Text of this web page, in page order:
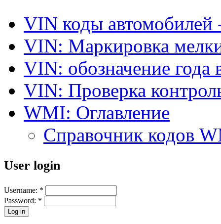
VIN коды автомобилей
VIN: Маркировка
VIN: обозначение года
VIN: Проверка
WMI: Оглавление
Справочник кодов
User login
Username: *
Password: *